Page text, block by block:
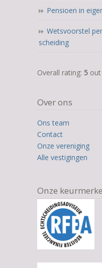
Pensioen in
Wetsvoorstel
scheiding
5,0
on
12.345
ratings
Overall rating: 5
Over ons
Ons team
Contact
Onze vereniging
Alle vestigingen
Onze